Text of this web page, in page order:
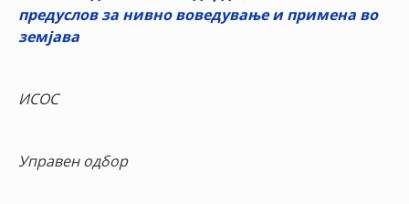
предуслов за нивно воведување и примена во
земјава
ИСОС
Управен одбор